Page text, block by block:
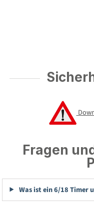
Fragen
Was ist ein 6/18 Timer